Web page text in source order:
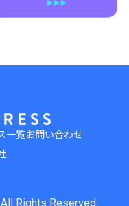
一覧お問い合わせ
Rights Reserved.